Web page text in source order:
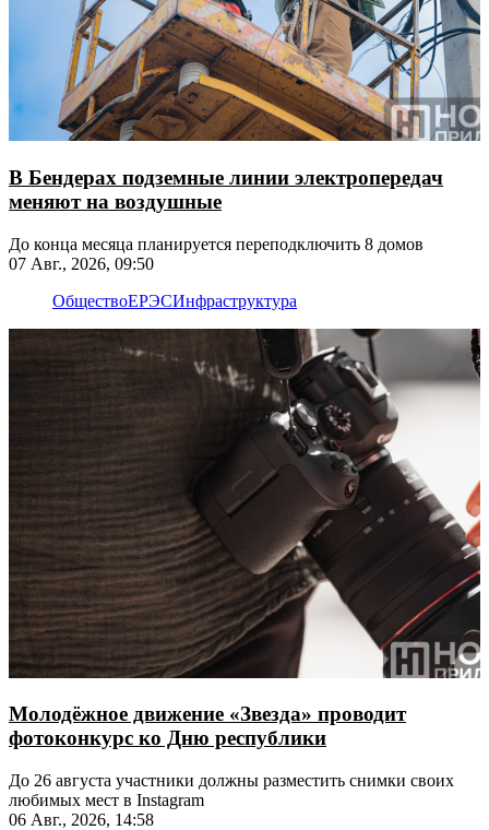
В Бендерах подземные линии электропередач
меняют на воздушные
До конца месяца планируется переподключить 8 домов
07 Авг., 2026, 09:50
ОбществоЕРЭСИнфраструктура
Молодёжное движение «Звезда» проводит
фотоконкурс ко Дню республики
До 26 августа участники должны разместить снимки своих
любимых мест в Instagram
06 Авг., 2026, 14:58